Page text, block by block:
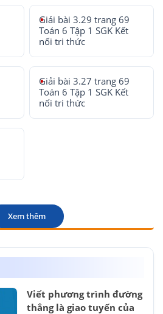
Giải bài 3.29 trang 69
Toán 6 Tập 1 SGK Kết
nối tri thức
Giải bài 3.27 trang 69
Toán 6 Tập 1 SGK Kết
nối tri thức
Xem thêm
Viết phương trình đường
thẳng là giao tuyến của